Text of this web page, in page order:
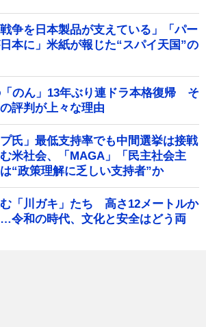
戦争を日本製品が支えている」「パー
本に」米紙が報じた“スパイ天国”の
「のん」13年ぶり連ドラ本格復帰 そ
評判が上々な理由
氏」最低支持率でも中間選挙は接戦
米社会、「MAGA」「民主社会主
“政策理解に乏しい支持者”か
「川ガキ」たち 高さ12メートルか
令和の時代、文化と安全はどう両